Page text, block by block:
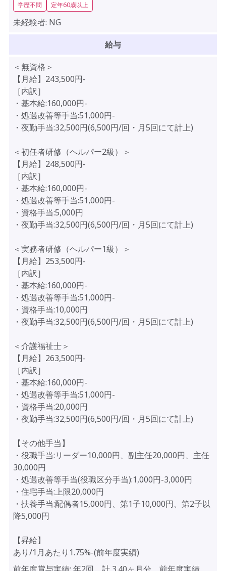
学歴不問 定年60歳以上
未経験者: NG
給与
＜無資格＞
【月給】243,500円-
［内訳］
・基本給:160,000円-
・処遇改善等手当:51,000円-
・夜勤手当:32,500円(6,500円/回・月5回にて計上)
＜初任者研修（ヘルパー2級）＞
【月給】248,500円-
［内訳］
・基本給:160,000円-
・処遇改善等手当:51,000円-
・資格手当:5,000円
・夜勤手当:32,500円(6,500円/回・月5回にて計上)
＜実務者研修（ヘルパー1級）＞
【月給】253,500円-
［内訳］
・基本給:160,000円-
・処遇改善等手当:51,000円-
・資格手当:10,000円
・夜勤手当:32,500円(6,500円/回・月5回にて計上)
＜介護福祉士＞
【月給】263,500円-
［内訳］
・基本給:160,000円-
・処遇改善等手当:51,000円-
・資格手当:20,000円
・夜勤手当:32,500円(6,500円/回・月5回にて計上)
【その他手当】
・役職手当:リーダー10,000円、副主任20,000円、主任
30,000円
・処遇改善等手当(役職区分手当):1,000円-3,000円
・住宅手当:上限20,000円
・扶養手当:配偶者15,000円、第1子10,000円、第2子以
降5,000円
【昇給】
あり/1月あたり1.75%-(前年度実績)